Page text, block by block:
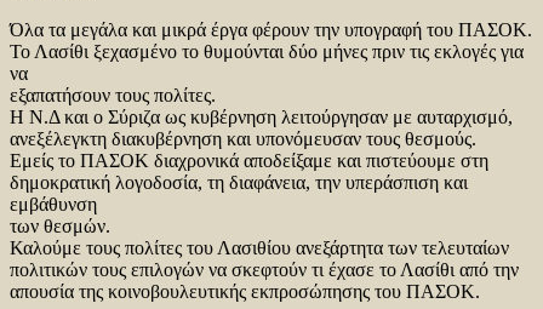
Όλα τα μεγάλα και μικρά έργα φέρουν την υπογραφή του ΠΑΣΟΚ.
Το Λασίθι ξεχασμένο το θυμούνται δύο μήνες πριν τις εκλογές για
να
εξαπατήσουν τους πολίτες.
Η Ν.Δ και ο Σύριζα ως κυβέρνηση λειτούργησαν με αυταρχισμό,
ανεξέλεγκτη διακυβέρνηση και υπονόμευσαν τους θεσμούς.
Εμείς το ΠΑΣΟΚ διαχρονικά αποδείξαμε και πιστεύουμε στη
δημοκρατική λογοδοσία, τη διαφάνεια, την υπεράσπιση και
εμβάθυνση
των θεσμών.
Καλούμε τους πολίτες του Λασιθίου ανεξάρτητα των τελευταίων
πολιτικών τους επιλογών να σκεφτούν τι έχασε το Λασίθι από την
απουσία της κοινοβουλευτικής εκπροσώπησης του ΠΑΣΟΚ.